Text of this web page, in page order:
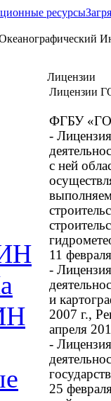
ресурсы
Лицензии
Лицензии
ФГБУ
-
с ней
11
-
и
2007 г.,
апреля
-
25